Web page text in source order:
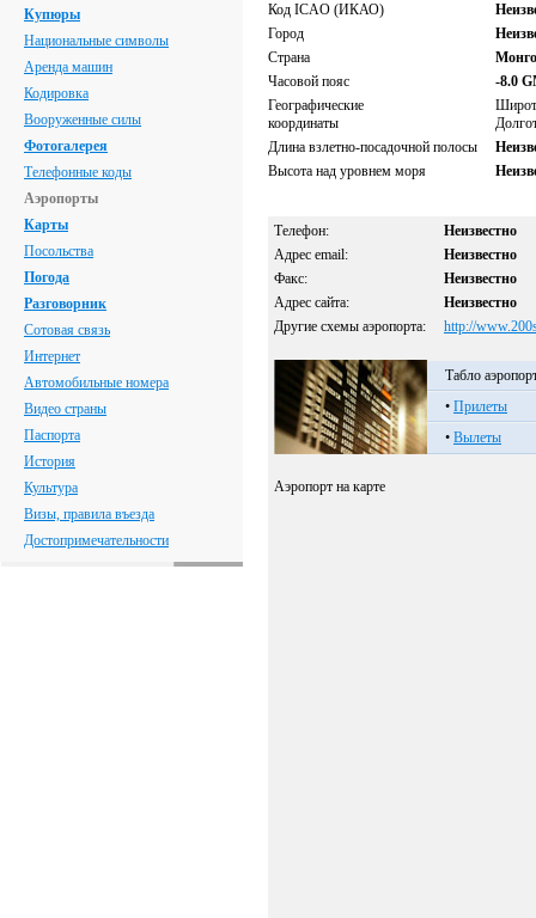
Купюры
Национальные символы
Аренда машин
Кодировка
Вооруженные силы
Фотогалерея
Телефонные коды
Аэропорты
Карты
Посольства
Погода
Разговорник
Сотовая связь
Интернет
Автомобильные номера
Видео страны
Паспорта
История
Культура
Визы, правила въезда
Достопримечательности
Код ICAO (ИКАО)
Город
Страна
Часовой пояс
-8.0
Географические
координаты
Длина взлетно-посадочной полосы
Высота над уровнем моря
Телефон:
Неизвестно
Адрес email:
Неизвестно
Факс:
Неизвестно
Адрес сайта:
Неизвестно
Другие схемы аэропорта:
http://
Табло
• Прилеты
• Вылеты
Аэропорт на карте